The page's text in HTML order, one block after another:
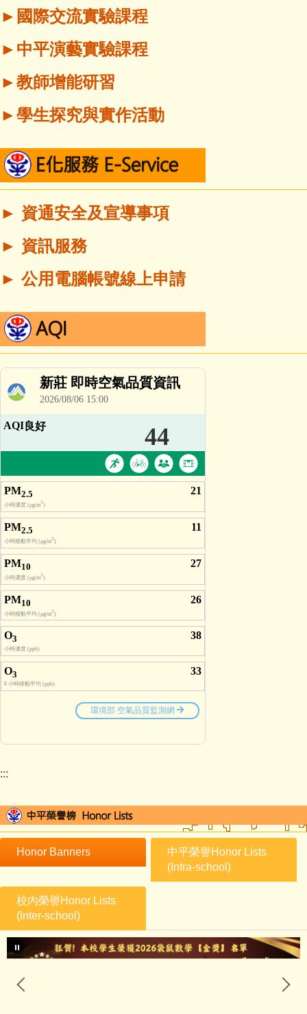
►國際交流實驗課程
►中平演藝實驗課程
►教師增能研習
►學生探究與實作活動
► 資通安全及宣導事項
► 資訊服務
► 公用電腦帳號線上申請
:::
Honor Banners
中平榮譽Honor Lists
(Intra-school)
校內榮譽Honor Lists
(Inter-school)